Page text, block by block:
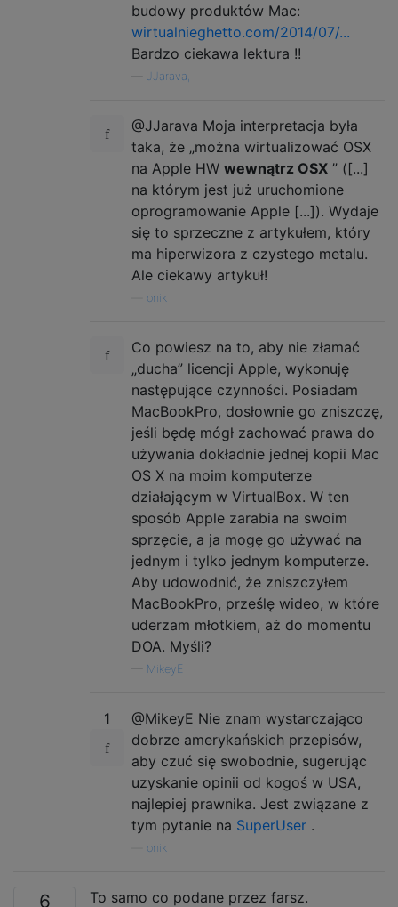
budowy produktów Mac:
wirtualnieghetto.com/2014/07/...
Bardzo ciekawa lektura !!
JJarava,
@JJarava Moja interpretacja była
taka, że ​​„można wirtualizować OSX
na Apple HW wewnątrz OSX ” ([...]
na którym jest już uruchomione
oprogramowanie Apple [...]). Wydaje
się to sprzeczne z artykułem, który
ma hiperwizora z czystego metalu.
Ale ciekawy artykuł!
onik
Co powiesz na to, aby nie złamać
„ducha” licencji Apple, wykonuję
następujące czynności. Posiadam
MacBookPro, dosłownie go zniszczę,
jeśli będę mógł zachować prawa do
używania dokładnie jednej kopii Mac
OS X na moim komputerze
działającym w VirtualBox. W ten
sposób Apple zarabia na swoim
sprzęcie, a ja mogę go używać na
jednym i tylko jednym komputerze.
Aby udowodnić, że zniszczyłem
MacBookPro, prześlę wideo, w które
uderzam młotkiem, aż do momentu
DOA. Myśli?
MikeyE
1
@MikeyE Nie znam wystarczająco
dobrze amerykańskich przepisów,
aby czuć się swobodnie, sugerując
uzyskanie opinii od kogoś w USA,
najlepiej prawnika. Jest związane z
tym pytanie na SuperUser .
onik
6 To samo co podane przez farsz.